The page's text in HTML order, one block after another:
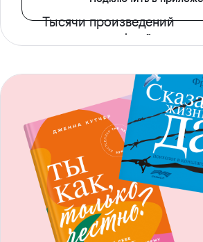
Тысячи произведений
с доступом офлайн